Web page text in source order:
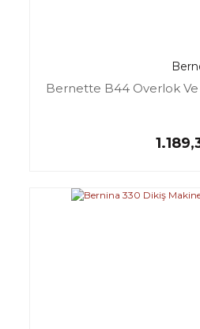
Bernette B44 Overlok Ve